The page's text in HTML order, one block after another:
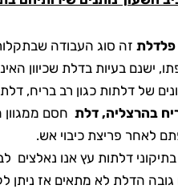
פלדלת זה סוג העבודה
ישנם בעיות בדלת שכיוון
של דלתות כגון רב בריח,
בהרצליה, דלת חסם ממגוון
לאחר פריצת כיבוי אש.
דלתות עץ אנו נאלצים
גובה הדלת לא מתאים אז